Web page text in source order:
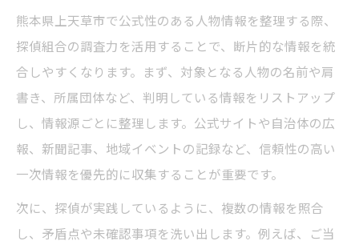
熊本県上天草市で公式性のある人物情報を整理する際、
探偵組合の調査力を活用することで、断片的な情報を統
合しやすくなります。まず、対象となる人物の名前や肩
書き、所属団体など、判明している情報をリストアップ
し、情報源ごとに整理します。公式サイトや自治体の広
報、新聞記事、地域イベントの記録など、信頼性の高い
一次情報を優先的に収集することが重要です。
次に、探偵が実践しているように、複数の情報を照合
し、矛盾点や未確認事項を洗い出します。例えば、ご当